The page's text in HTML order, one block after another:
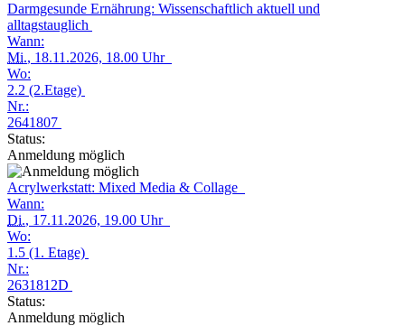
Darmgesunde Ernährung: Wissenschaftlich aktuell und
alltagstauglich
Wann:
Mi., 18.11.2026, 18.00 Uhr
Wo:
2.2 (2.Etage)
Nr.:
2641807
Status:
Anmeldung möglich
Acrylwerkstatt: Mixed Media & Collage
Wann:
Di., 17.11.2026, 19.00 Uhr
Wo:
1.5 (1. Etage)
Nr.:
2631812D
Status:
Anmeldung möglich